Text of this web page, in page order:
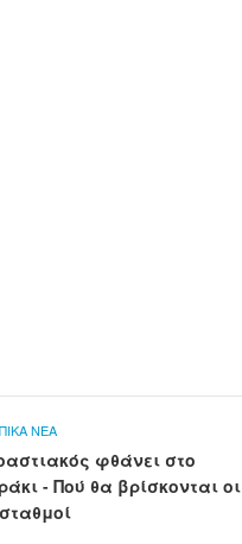
ΝΕΑ
φθάνει στο
- Πού θα βρίσκονται οι